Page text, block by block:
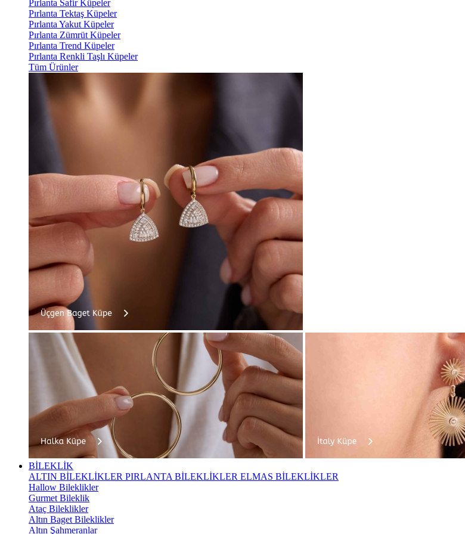
Pırlanta Safir Küpeler
Pırlanta Tektaş Küpeler
Pırlanta Yakut Küpeler
Pırlanta Zümrüt Küpeler
Pırlanta Trend Küpeler
Pırlanta Renkli Taşlı Küpeler
Tüm Ürünler
BİLEKLİK
ALTIN BİLEKLİKLER PIRLANTA BİLEKLİKLER ELMAS BİLEKLİKLER
Hallow Bileklikler
Gurmet Bileklik
Ataç Bileklikler
Altın Baget Bileklikler
Altın Şahmeranlar